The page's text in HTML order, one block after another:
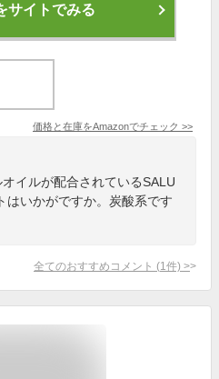
サイトでみる
価格と在庫をAmazonでチェック >>
イルが配合されているSALU
はいかがですか。炭酸系です
全てのおすすめコメント (1 件) >